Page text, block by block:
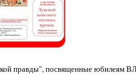
правды", посвященные юбилеям